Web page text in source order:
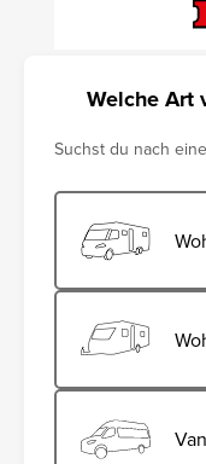
Welche Art
Suchst du nach
Van